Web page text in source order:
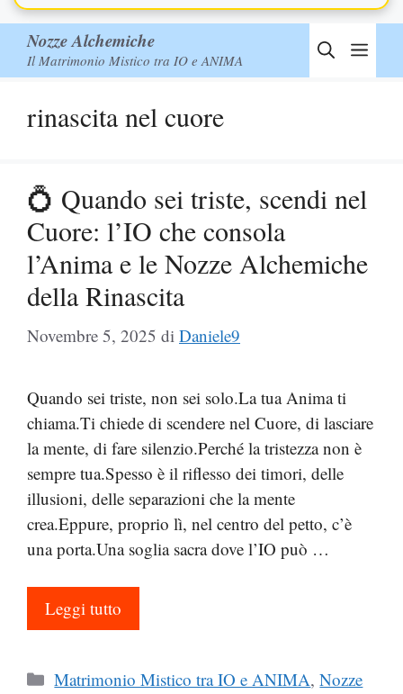
Nozze Alchemiche
Il Matrimonio Mistico tra IO e ANIMA
rinascita nel cuore
💍 Quando sei triste, scendi nel
Cuore: l’IO che consola
l’Anima e le Nozze Alchemiche
della Rinascita
Novembre 5, 2025 di Daniele9
Quando sei triste, non sei solo.La tua Anima ti
chiama.Ti chiede di scendere nel Cuore, di lasciare
la mente, di fare silenzio.Perché la tristezza non è
sempre tua.Spesso è il riflesso dei timori, delle
illusioni, delle separazioni che la mente
crea.Eppure, proprio lì, nel centro del petto, c’è
una porta.Una soglia sacra dove l’IO può …
Leggi tutto
Categorie
Matrimonio Mistico tra IO e ANIMA,Nozze